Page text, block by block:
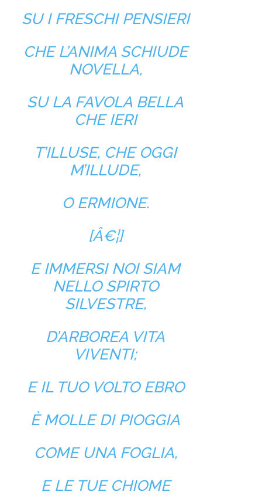
SU I FRESCHI PENSIERI
CHE L’ANIMA SCHIUDE
NOVELLA,
SU LA FAVOLA BELLA
CHE IERI
T’ILLUSE, CHE OGGI
M’ILLUDE,
O ERMIONE.
[Â€¦]
E IMMERSI NOI SIAM
NELLO SPIRTO
SILVESTRE,
D’ARBOREA VITA
VIVENTI;
E IL TUO VOLTO EBRO
È MOLLE DI PIOGGIA
COME UNA FOGLIA,
E LE TUE CHIOME